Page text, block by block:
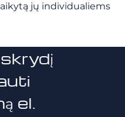
jų individualiems
el.